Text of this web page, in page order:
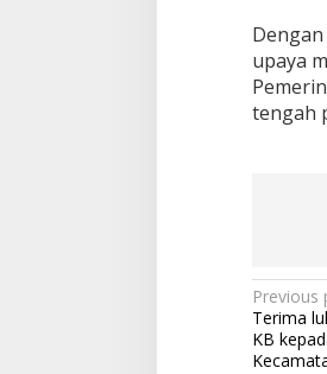
upaya
tengah
Post
Previous
Terima
KB